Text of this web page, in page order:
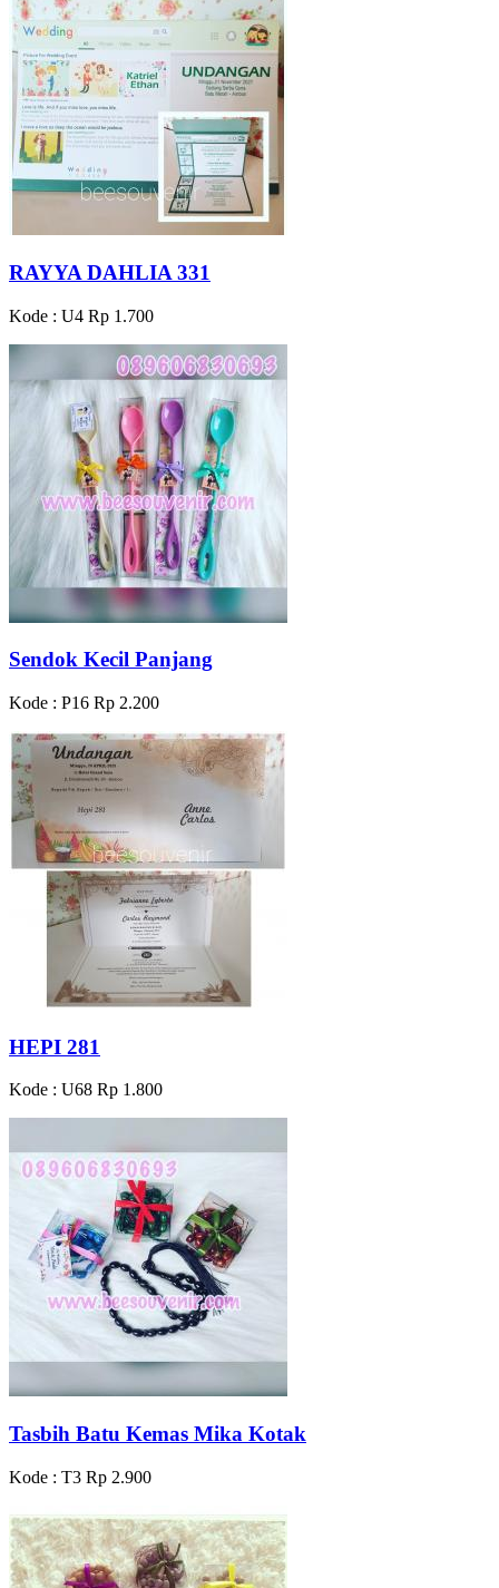
RAYYA DAHLIA 331
Kode : U4 Rp 1.700
Sendok Kecil Panjang
Kode : P16 Rp 2.200
HEPI 281
Kode : U68 Rp 1.800
Tasbih Batu Kemas Mika Kotak
Kode : T3 Rp 2.900